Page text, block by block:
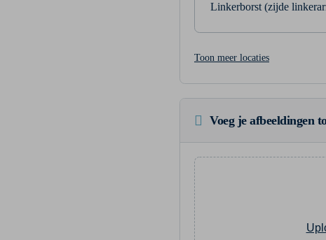
Linkerborst (zijde
Toon meer locaties
Voeg je afbeeldingen